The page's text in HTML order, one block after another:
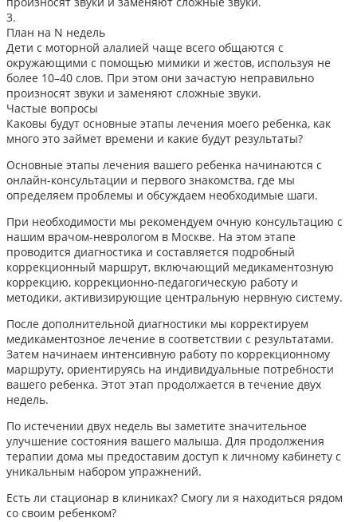
3.
План на N недель
Дети с моторной алалией чаще всего общаются с
окружающими с помощью мимики и жестов, используя не
более 10–40 слов. При этом они зачастую неправильно
произносят звуки и заменяют сложные звуки.
Частые вопросы
Каковы будут основные этапы лечения моего ребенка, как
много это займет времени и какие будут результаты?
Основные этапы лечения вашего ребенка начинаются с
онлайн-консультации и первого знакомства, где мы
определяем проблемы и обсуждаем необходимые шаги.
При необходимости мы рекомендуем очную консультацию с
нашим врачом-неврологом в Москве. На этом этапе
проводится диагностика и составляется подробный
коррекционный маршрут, включающий медикаментозную
коррекцию, коррекционно-педагогическую работу и
методики, активизирующие центральную нервную систему.
После дополнительной диагностики мы корректируем
медикаментозное лечение в соответствии с результатами.
Затем начинаем интенсивную работу по коррекционному
маршруту, ориентируясь на индивидуальные потребности
вашего ребенка. Этот этап продолжается в течение двух
недель.
По истечении двух недель вы заметите значительное
улучшение состояния вашего малыша. Для продолжения
терапии дома мы предоставим доступ к личному кабинету с
уникальным набором упражнений.
Есть ли стационар в клиниках? Смогу ли я находиться рядом
со своим ребенком?